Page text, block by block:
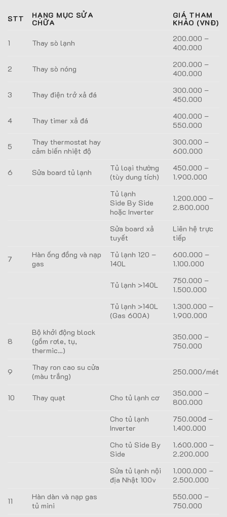
STT HẠNG MỤC SỬA
CHỮA
GIÁ THAM
KHẢO (VNĐ)
1 Thay sò lạnh
200.000 –
400.000
2 Thay sò nóng
200.000 –
400.000
3 Thay điện trở xả đá
300.000 –
450.000
4 Thay timer xả đá
400.000 –
550.000
5
Thay thermostat hay
cảm biến nhiệt độ
300.000 –
600.000
6 Sửa board tủ lạnh
Tủ loại thường
(tùy dung tích)
450.000 –
1.900.000
Tủ lạnh
Side By Side
hoặc Inverter
1.200.000 –
2.800.000
Sửa board xả
tuyết
Liên hệ trực
tiếp
7
Hàn ống đồng và nạp
gas
Tủ lạnh 120 –
140L
600.000 –
1.100.000
Tủ lạnh >140L
750.000 –
1.500.000
Tủ lạnh >140L
(Gas 600A)
1.300.000 –
1.900.000
8
Bộ khởi động block
(gồm rơle, tụ,
thermic…)
350.000 –
750.000
9
Thay ron cao su cửa
(màu trắng)
250.000/mét
10 Thay quạt Cho tủ lạnh cơ
350.000 –
800.000
Cho tủ lạnh
Inverter
750.000đ –
1.400.000
Cho tủ Side By
Side
1.600.000 –
2.200.000
Sửa tủ lạnh nội
địa Nhật 100v
1.000.000 –
2.500.000
11
Hàn dàn và nạp gas
tủ mini
550.000 –
750.000